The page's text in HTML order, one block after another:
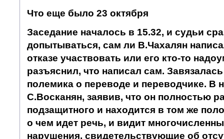
Что еще было 23 октября
Заседание началось в 15.32, и судьи
допытываться, сам ли В.Чахалян
отказе участвовать или его кто-то
разъяснил, что написал сам.
полемика о переводе и переводчике. В
С.Восканян, заявив, что он полностью
подзащитного и находится в том же
о чем идет речь, и видит
нарушения, свидетельствующие об